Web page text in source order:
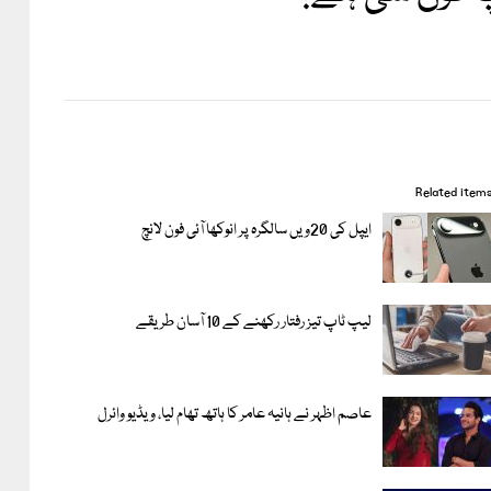
Related items
ایپل کی 20ویں سالگرہ پر انوکھا آئی فون لانچ
لیپ ٹاپ تیز رفتار رکھنے کے 10 آسان طریقے
عاصم اظہر نے ہانیہ عامر کا ہاتھ تھام لیا، ویڈیو وائرل